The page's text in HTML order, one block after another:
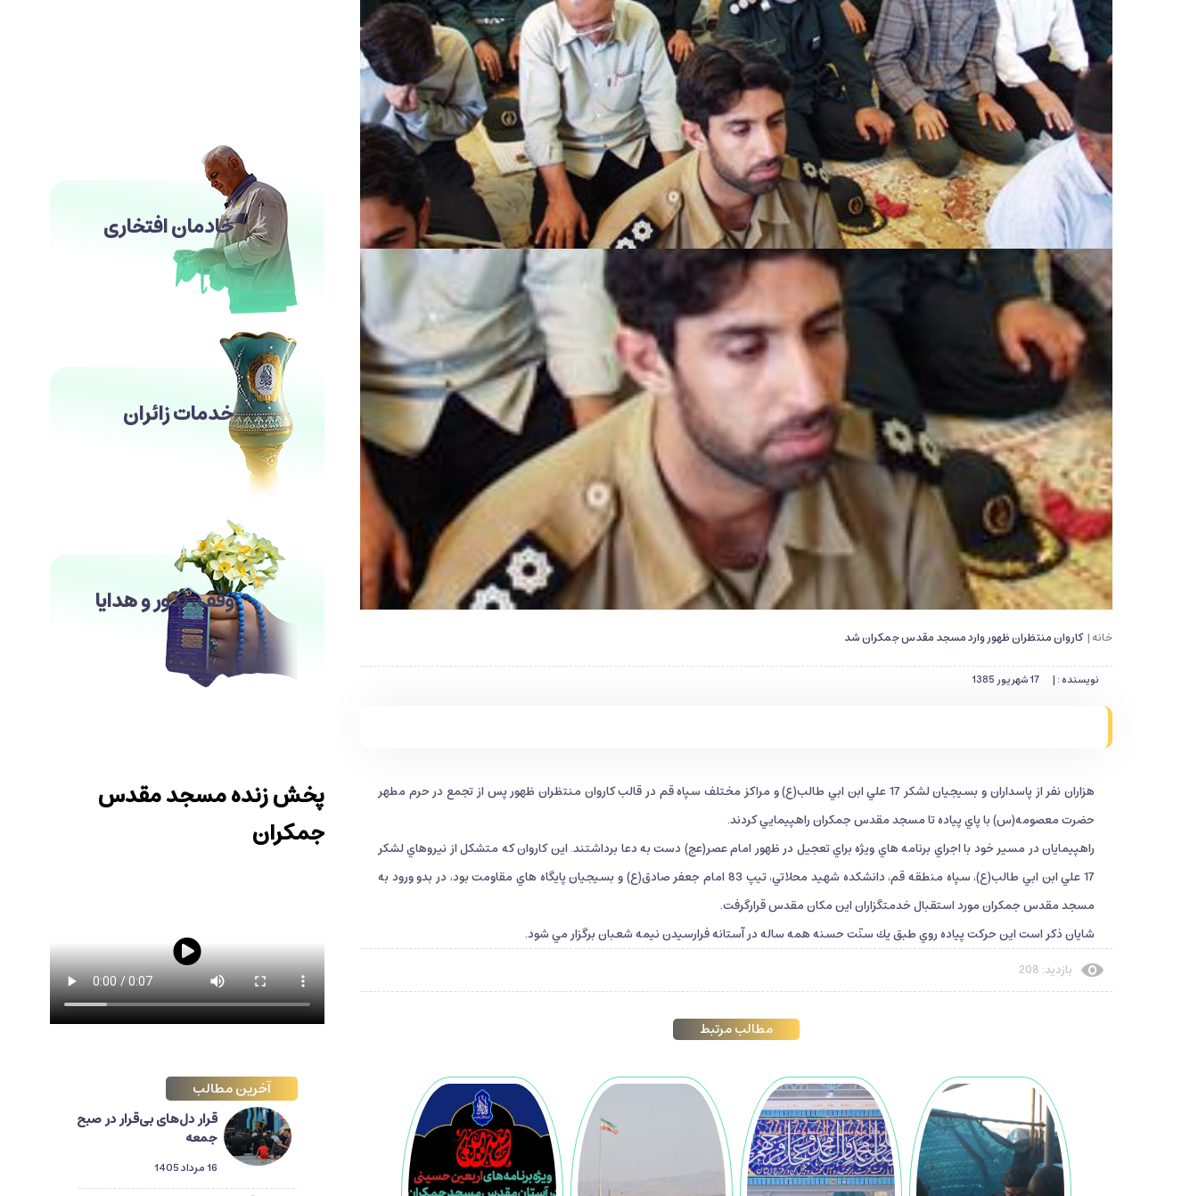
خانه | كاروان منتظران ظهور وارد مسجد مقدس جمكران شد
نویسنده : | 17 شهریور 1385
هزاران نفر از پاسداران و بسيجيان لشكر 17 علي ابن ابي طالب(ع) و مراكز مختلف سپاه قم در قالب كاروان منتظران ظهور پس از تجمع در حرم مطهر
حضرت معصومه(س) با پاي پياده تا مسجد مقدس جمكران راهپيمايي كردند.
راهپيمايان در مسير خود با اجراي برنامه هاي ويژه براي تعجيل در ظهور امام عصر(عج) دست به دعا برداشتند. اين كاروان كه متشكل از نيروهاي لشكر
17 علي ابن ابي طالب(ع)، سپاه منطقه قم، دانشكده شهيد محلاتي، تيپ 83 امام جعفر صادق(ع) و بسيجيان پايگاه هاي مقاومت بود، در بدو ورود به
مسجد مقدس جمكران مورد استقبال خدمتگزاران اين مكان مقدس قرارگرفت.
شايان ذكر است اين حركت پياده روي طبق يك سنّت حسنه همه ساله در آستانه فرارسيدن نيمه شعبان برگزار مي شود.
بازدید: 208
مطالب مرتبط
خادمان افتخاری
خدمات زائران
وقف، نذور و هدایا
پخش زنده مسجد مقدس
جمکران
آخرین مطالب
قرار دل‌های بی‌قرار در صبح
جمعه
16 مرداد 1405